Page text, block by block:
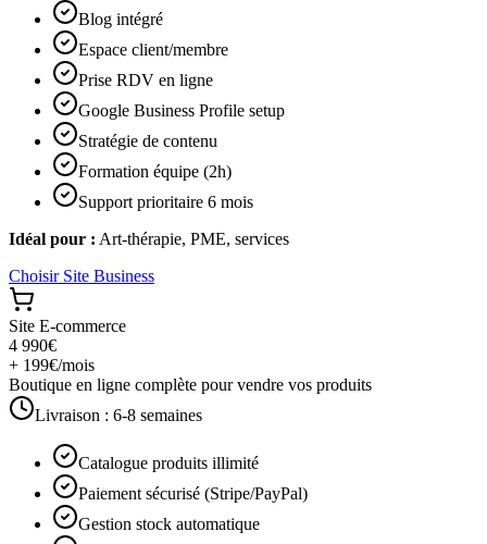
Blog intégré
Espace client/membre
Prise RDV en ligne
Google Business Profile setup
Stratégie de contenu
Formation équipe (2h)
Support prioritaire 6 mois
Idéal pour : Art-thérapie, PME, services
Choisir Site Business
Site E-commerce
4 990€
+ 199€/mois
Boutique en ligne complète pour vendre vos produits
Livraison : 6-8 semaines
Catalogue produits illimité
Paiement sécurisé (Stripe/PayPal)
Gestion stock automatique